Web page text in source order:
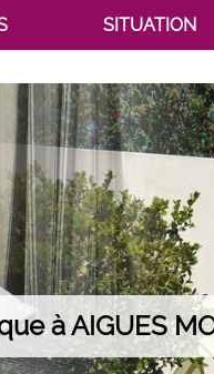
SITUATION
à AIGUES